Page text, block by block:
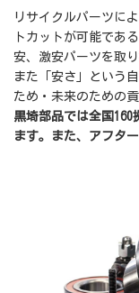
全国160拠点・
リサイクルパーツに
トカットが可能であ
安、激安パーツを取
また「安さ」という
ため・未来のための
黒埼部品では全国160
ます。また、アフタ